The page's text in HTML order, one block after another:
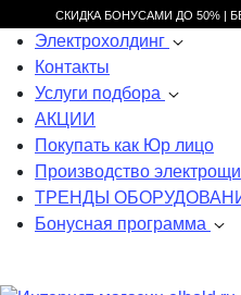
СКИДКА БОНУСАМИ ДО 50% |
Электрохолдинг
Контакты
Услуги подбора
АКЦИИ
Покупать как Юр лицо
Производство
ТРЕНДЫ
Бонусная программа